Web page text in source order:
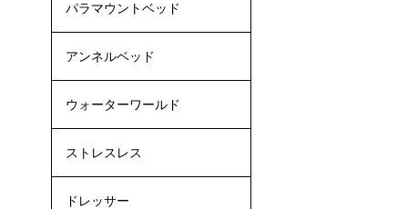
パラマウントベッド
アンネルベッド
ウォーターワールド
ストレスレス
ドレッサー